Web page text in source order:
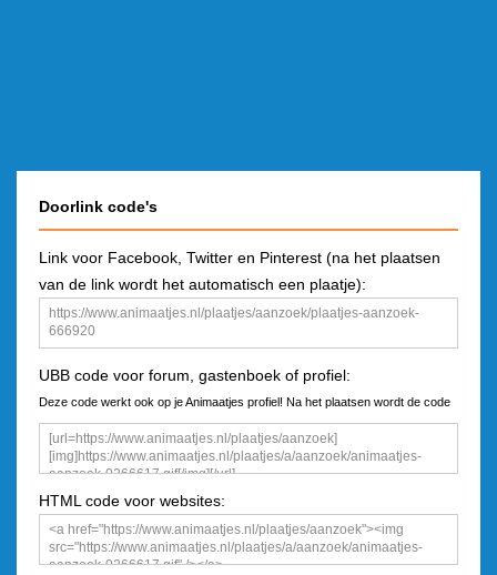
Doorlink code's
Link voor Facebook, Twitter en Pinterest (na het plaatsen
van de link wordt het automatisch een plaatje):
UBB code voor forum, gastenboek of profiel:
Deze code werkt ook op je Animaatjes profiel! Na het plaatsen wordt de code
een plaatje
HTML code voor websites: